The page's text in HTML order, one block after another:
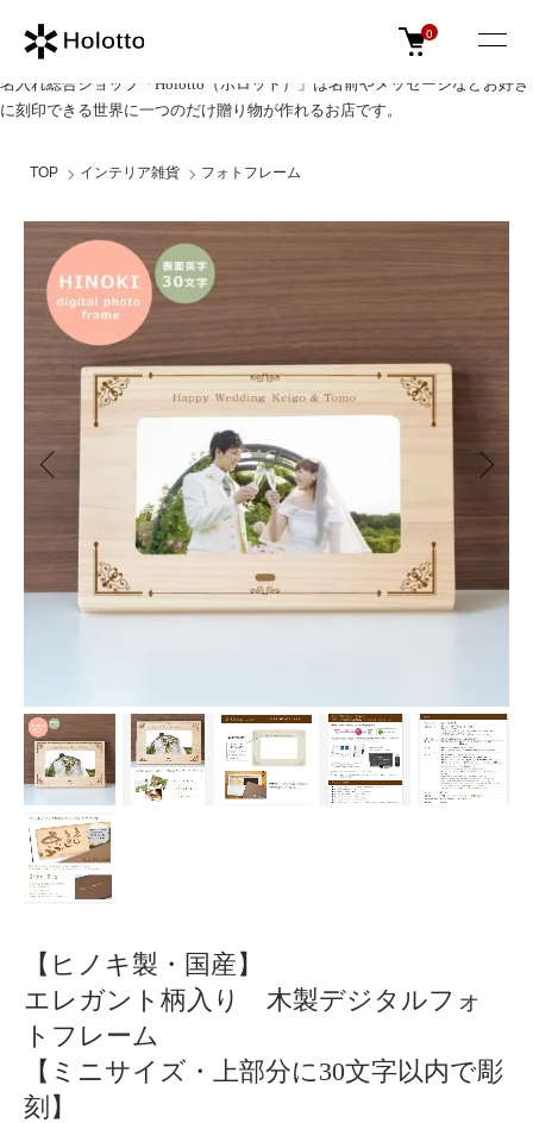
名入れ総合ショップ「Holotto（ホロット）」は名前やメッセージなどお好き
に刻印できる世界に一つのだけ贈り物が作れるお店です。
0
TOP インテリア雑貨 フォトフレーム
【ヒノキ製・国産】
エレガント柄入り 木製デジタルフォ
トフレーム
【ミニサイズ・上部分に30文字以内で彫
刻】